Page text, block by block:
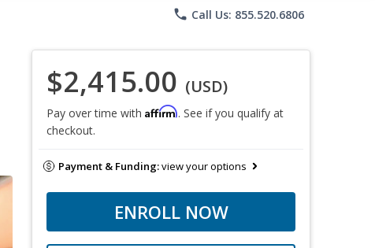
phone Call Us: 855.520.6806
$2,415.00 (USD)
Pay over time with Affirm. See if you qualify at
checkout.
Payment & Funding:view your options
ENROLL NOW